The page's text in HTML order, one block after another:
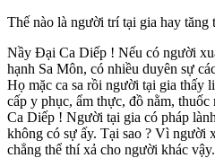
Thế nào là người trí tại gia hay tăng
Nầy Ðại Ca Diếp ! Nếu có người
hạnh Sa Môn, có nhiều duyên sự
Họ mặc ca sa rồi người tại gia thấy
cấp y phục, ẩm thực, đồ nằm,
Ca Diếp ! Người tại gia có pháp
không có sự ấy. Tại sao ? Vì người
chẳng thể thí xả cho người khác vậy.